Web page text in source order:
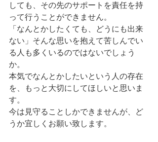
しても、その先のサポートを責任を持
って行うことができません。
「なんとかしたくても、どうにも出来
ない」そんな思いを抱えて苦しんでい
る人も多くいるのではないでしょう
か。
本気でなんとかしたいという人の存在
を、もっと大切にしてほしいと思いま
す。
今は見守ることしかできませんが、ど
うか宜しくお願い致します。